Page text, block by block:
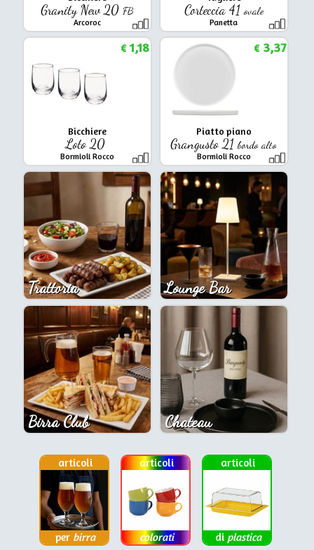
Granity New 20 FB
Arcoroc
Corteccia 41 ovale
Panetta
Bicchiere
Loto 20
Bormioli Rocco
€1,18
Piatto piano
Grangusto 21bordo alto
Bormioli Rocco
€3,37
Trattoria Lounge Bar
Birra Club Chateau
articoli
per birra
articoli
colorati
articoli
di plastica